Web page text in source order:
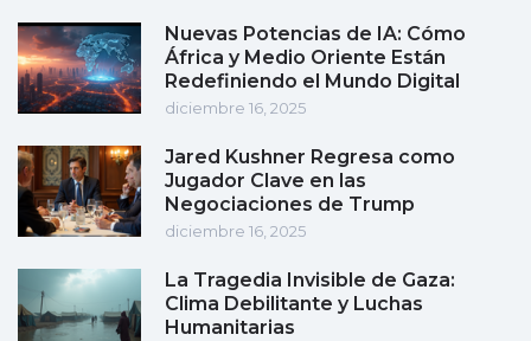
Nuevas Potencias de IA: Cómo
África y Medio Oriente Están
Redefiniendo el Mundo Digital
diciembre 16, 2025
Jared Kushner Regresa como
Jugador Clave en las
Negociaciones de Trump
diciembre 16, 2025
La Tragedia Invisible de Gaza:
Clima Debilitante y Luchas
Humanitarias